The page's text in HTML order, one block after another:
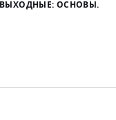
ОСНОВЫ.